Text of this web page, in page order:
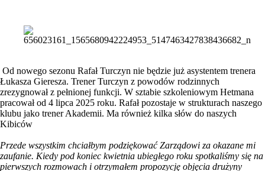
Od nowego sezonu Rafał Turczyn nie będzie już asystentem trenera
Łukasza Gieresza. Trener Turczyn z powodów rodzinnych
zrezygnował z pełnionej funkcji. W sztabie szkoleniowym Hetmana
pracował od 4 lipca 2025 roku. Rafał pozostaje w strukturach naszego
klubu jako trener Akademii. Ma również kilka słów do naszych
Kibiców
Przede wszystkim chciałbym podziękować Zarządowi za okazane mi
zaufanie. Kiedy pod koniec kwietnia ubiegłego roku spotkaliśmy się na
pierwszych rozmowach i otrzymałem propozycję objęcia drużyny